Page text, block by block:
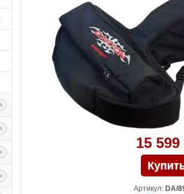
15 599
Артикул: DA/